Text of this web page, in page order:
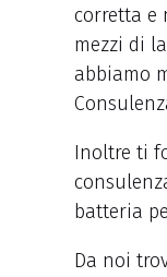
corretta e
mezzi di
abbiamo
Inoltre ti
batteria
Da noi